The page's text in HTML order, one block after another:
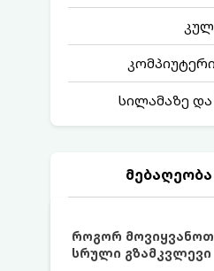
სილამაზე და
როგორ
სრული გზამკვლევი